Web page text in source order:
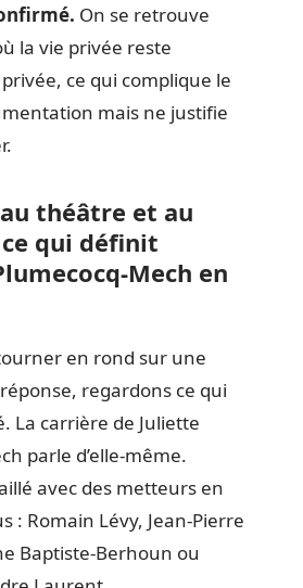
On se retrouve
la vie privée reste
ce qui complique le
mais ne justifie
théâtre et au
qui définit
Mech en
en rond sur une
regardons ce qui
La carrière de Juliette
parle d’elle-même.
avec des metteurs en
: Romain Lévy, Jean-Pierre
Baptiste-Berhoun ou